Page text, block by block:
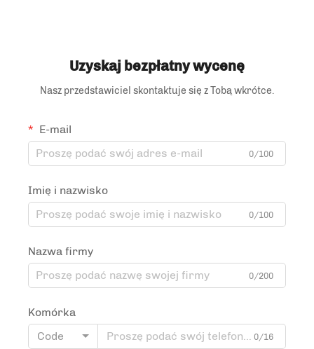
samozamykające się,
koronkowe torebki
Uzyskaj bezpłatny wycenę
Nasz przedstawiciel skontaktuje się z Tobą wkrótce.
E-mail
0/100
Imię i nazwisko
0/100
Nazwa firmy
0/200
Komórka
Code
0/16